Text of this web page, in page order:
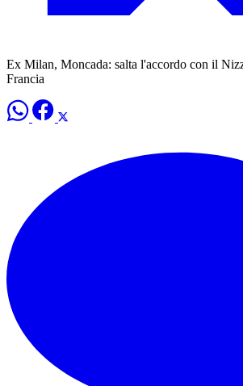
Ex Milan, Moncada: salta l'accordo con il
Francia